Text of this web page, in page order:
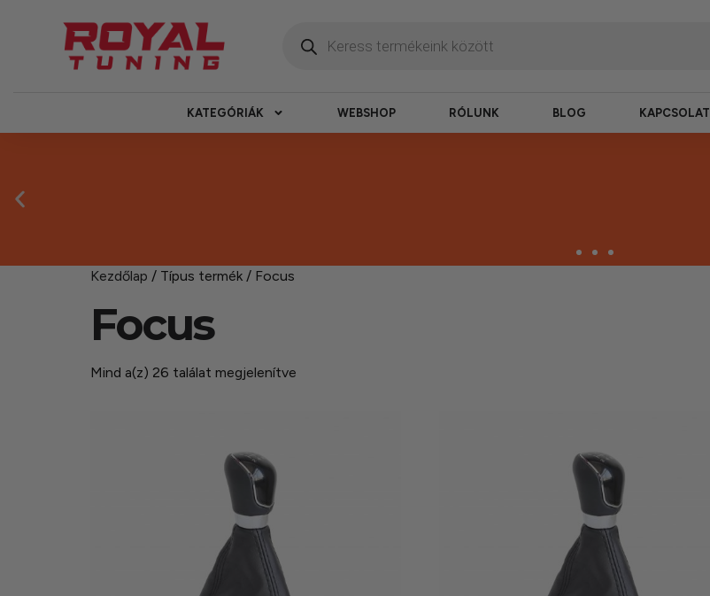
KATEGÓRIÁK WEBSHOP RÓLUNK BLOG KAPCSOLAT
Megbízható termékek
Kínálatunkban kizárólag olyan termékek szerepelnek, amelyekben mi is bízunk.
Kezdőlap / Típus termék / Focus
Focus
Mind a(z) 26 találat megjelenítve